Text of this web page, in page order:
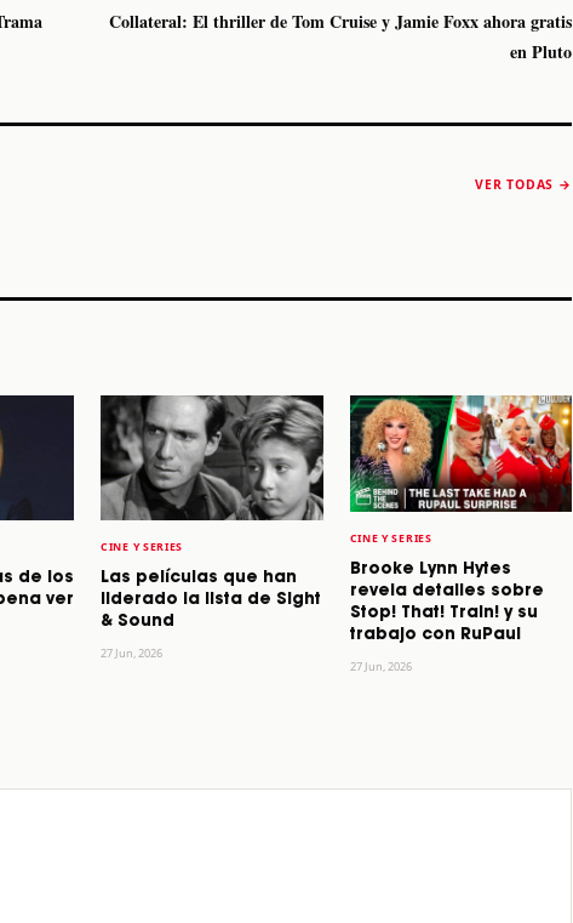
Collateral: El thriller de Tom Cruise y Jamie Foxx ahora gratis
en Pluto
VER TODAS →
de los
ver
CINE Y SERIES
Las películas que han
liderado la lista de Sight
& Sound
27 Jun, 2026
CINE Y SERIES
Brooke Lynn Hytes
revela detalles sobre
Stop! That! Train! y su
trabajo con RuPaul
27 Jun, 2026